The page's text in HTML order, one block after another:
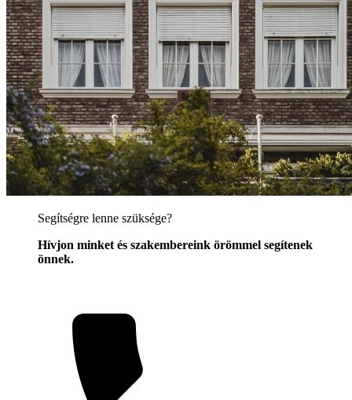
Segítségre lenne szüksége?
Hívjon minket és szakembereink örömmel segítenek
önnek.